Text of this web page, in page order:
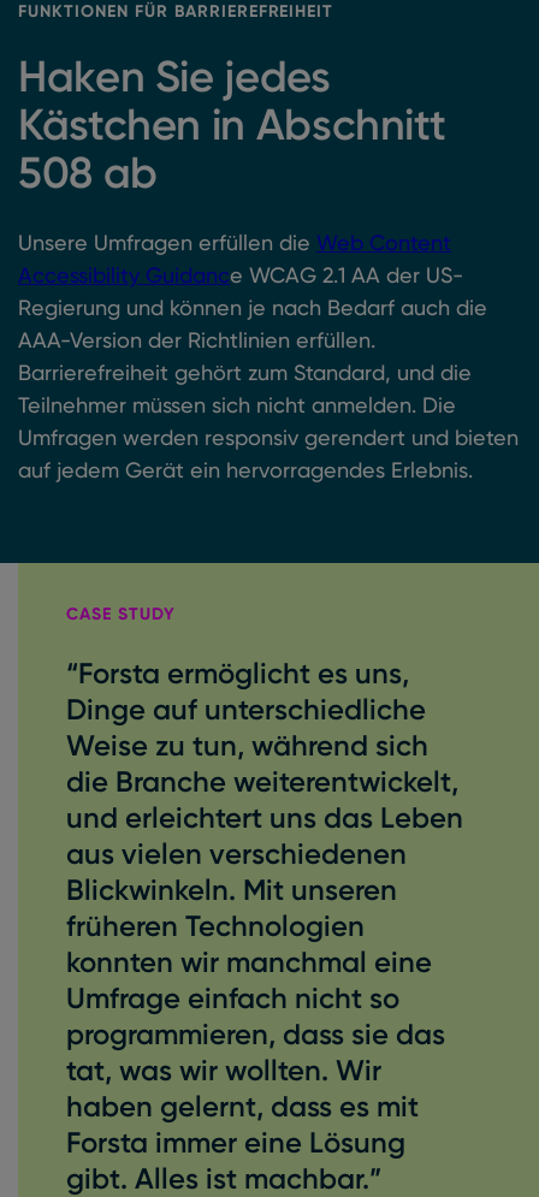
FUNKTIONEN FÜR BARRIEREFREIHEIT
Haken Sie jedes
Kästchen in Abschnitt
508 ab
Unsere Umfragen erfüllen die Web Content
Accessibility Guidance WCAG 2.1 AA der US-
Regierung und können je nach Bedarf auch die
AAA-Version der Richtlinien erfüllen.
Barrierefreiheit gehört zum Standard, und die
Teilnehmer müssen sich nicht anmelden. Die
Umfragen werden responsiv gerendert und bieten
auf jedem Gerät ein hervorragendes Erlebnis.
CASE STUDY
“Forsta ermöglicht es uns,
Dinge auf unterschiedliche
Weise zu tun, während sich
die Branche weiterentwickelt,
und erleichtert uns das Leben
aus vielen verschiedenen
Blickwinkeln. Mit unseren
früheren Technologien
konnten wir manchmal eine
Umfrage einfach nicht so
programmieren, dass sie das
tat, was wir wollten. Wir
haben gelernt, dass es mit
Forsta immer eine Lösung
gibt. Alles ist machbar.”